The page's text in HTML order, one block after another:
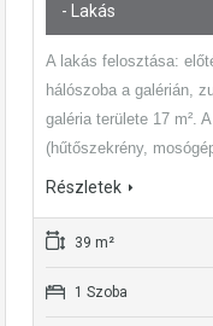
- Lakás
A lakás felosztása:
hálószoba a galérián,
galéria területe 17 m².
(hűtőszekrény,
Részletek
39 m²
1 Szoba